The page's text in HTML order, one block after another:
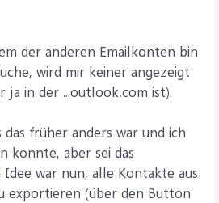
der anderen Emailkonten bin
wird mir keiner angezeigt
ja in der ...outlook.com ist).
das früher anders war und ich
konnte, aber sei das
war nun, alle Kontakte aus
exportieren (über den Button